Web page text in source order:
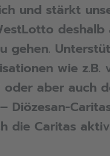
und stärkt
gehen.
wie z.B.
aber auch
Diözesan-
Caritas aktiv